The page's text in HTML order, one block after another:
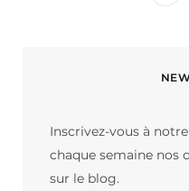
e
Inscrivez-vous à
chaque semaine nos
sur le blog.